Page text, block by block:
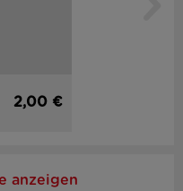
2,00 €
anzeigen